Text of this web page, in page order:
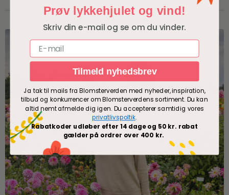
Prøv lykkehjulet og vind!
Skriv din e-mail og se om du vinder.
E-mail
Tilmeld nyhedsbrev
Ja tak til mails fra Blomsterverden med nyheder, inspiration,
tilbud og konkurrencer om Blomsterverdens sortiment. Du kan
altid nemt afmelde dig igen. Du accepterer samtidig vores
privatlivspoltik.
Rabatkoder udløber efter 14 dage og 50 kr. rabat
gælder på ordrer over 400 kr.